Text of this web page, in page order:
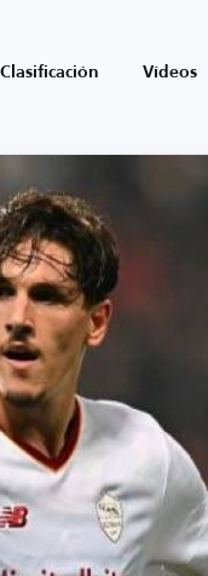
Clasificación Vídeos